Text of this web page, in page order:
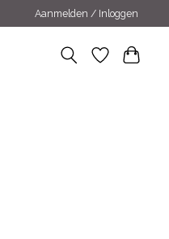
Aanmelden / Inloggen